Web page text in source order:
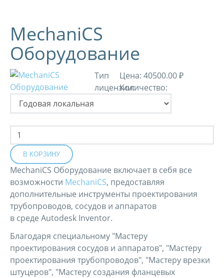
MechaniCS
Оборудование
Тип
лицензии:
Цена:40500.00 ₽
Количество:
MechaniCS Оборудование включает в себя все
возможности MechaniCS, предоставляя
дополнительные инструменты проектирования
трубопроводов, сосудов и аппаратов
в среде Autodesk Inventor.
Благодаря специальному "Мастеру
проектирования сосудов и аппаратов", "Мастеру
проектирования трубопроводов", "Мастеру врезки
штуцеров", "Мастеру создания фланцевых